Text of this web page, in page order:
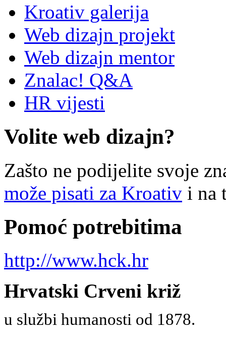
Kroativ galerija
Web dizajn projekt
Web dizajn mentor
Znalac! Q&A
HR vijesti
Volite web dizajn?
Zašto ne podijelite svoje
može pisati za Kroativ i na
Pomoć potrebitima
http://www.hck.hr
Hrvatski Crveni križ
u službi humanosti od 1878.